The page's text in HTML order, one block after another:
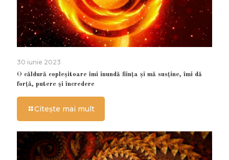
30 iunie 2023
O căldură copleșitoare îmi inundă ființa și mă susține, îmi dă
forță, putere și încredere
Citește mai mult